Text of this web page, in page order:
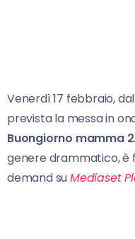
Venerdì 17 febbraio,
prevista la messa in
Buongiorno mamma 2
genere drammatico, è
demand suMediaset